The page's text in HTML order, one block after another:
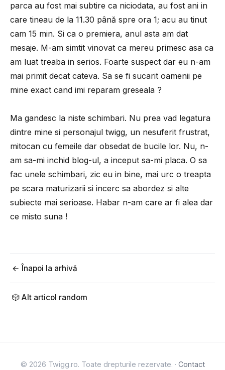
parca au fost mai subtire ca niciodata, au fost ani in
care tineau de la 11.30 până spre ora 1; acu au tinut
cam 15 min. Si ca o premiera, anul asta am dat
mesaje. M-am simtit vinovat ca mereu primesc asa ca
am luat treaba in serios. Foarte suspect dar eu n-am
mai primit decat cateva. Sa se fi sucarit oamenii pe
mine exact cand imi reparam greseala ?
Ma gandesc la niste schimbari. Nu prea vad legatura
dintre mine si personajul twigg, un nesuferit frustrat,
mitocan cu femeile dar obsedat de bucile lor. Nu, n-
am sa-mi inchid blog-ul, a inceput sa-mi placa. O sa
fac unele schimbari, zic eu in bine, mai urc o treapta
pe scara maturizarii si incerc sa abordez si alte
subiecte mai serioase. Habar n-am care ar fi alea dar
ce misto suna !
← Înapoi la arhivă
🎲 Alt articol random
© 2026 Twigg.ro. Toate drepturile rezervate. · Contact